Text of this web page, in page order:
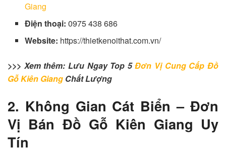
Giang
Điện thoại:0975 438 686
Website: https://thietkenoithat.com.vn/
>>> Xem thêm: Lưu Ngay Top 5Đơn Vị Cung Cấp Đồ
Gỗ Kiên Giang Chất Lượng
2. Không Gian Cát Biển – Đơn
Vị Bán Đồ Gỗ Kiên Giang Uy
Tín